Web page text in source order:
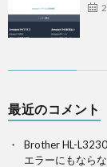
最近のコメント
Brother HL-
エラーにもなら